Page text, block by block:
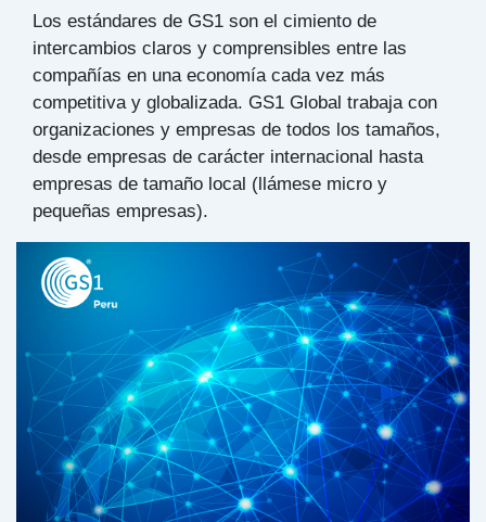
Los estándares de GS1 son el cimiento de
intercambios claros y comprensibles entre las
compañías en una economía cada vez más
competitiva y globalizada. GS1 Global trabaja con
organizaciones y empresas de todos los tamaños,
desde empresas de carácter internacional hasta
empresas de tamaño local (llámese micro y
pequeñas empresas).